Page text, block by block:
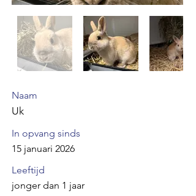
Naam
Uk
In opvang sinds
15 januari 2026
Leeftijd
jonger dan 1 jaar